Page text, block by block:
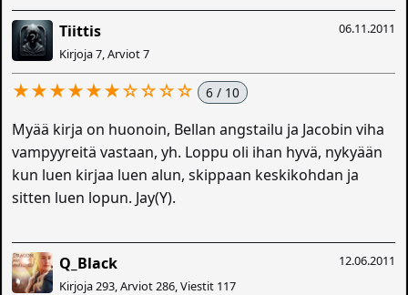
06.11.2011
Tiittis
Kirjoja 7, Arviot 7
★★★★★★☆☆☆☆ 6 / 10
Myää kirja on huonoin, Bellan angstailu ja Jacobin viha
vampyyreitä vastaan, yh. Loppu oli ihan hyvä, nykyään
kun luen kirjaa luen alun, skippaan keskikohdan ja
sitten luen lopun. Jay(Y).
12.06.2011
Q_Black
Kirjoja 293, Arviot 286, Viestit 117